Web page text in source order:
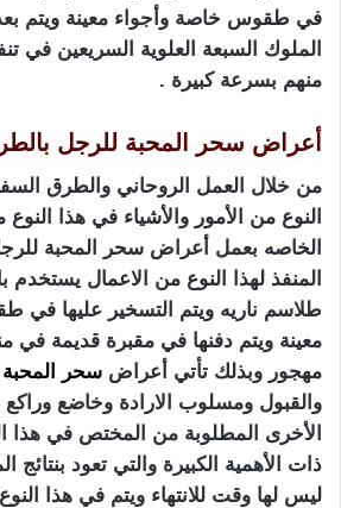
في طقوس خاصة وأجواء معينة ويتم
الملوك السبعة العلوية السريعين في
منهم بسرعة كبيرة .
أعراض سحر المحبة للرجل
من خلال العمل الروحاني والطرق
النوع من الأمور والأشياء في هذا
الخاصه بعمل أعراض سحر المحبة
المنفذ لهذا النوع من الاعمال يستخدم
طلاسم ناريه ويتم التسخير عليها في
معينة ويتم دفنها في مقبرة قديمة في
مهجور وبذلك تأتي أعراض سحر المحبة
والقبول ومسلوب الارادة وخاضع وراكع
الأخرى المطلوبة من المختص في هذا
ذات الأهمية الكبيرة والتي تعود بنتائج
ليس لها وقت للانتهاء ويتم في هذا